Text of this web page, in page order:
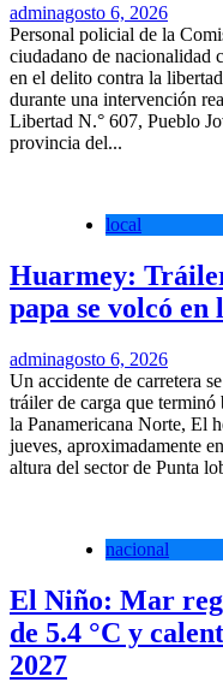
adminagosto 6, 2026
Personal policial de la
ciudadano de nacionalidad
en el delito contra la
durante una intervención
Libertad N.° 607, Pueblo
provincia del...
local
Huarmey:
papa se volcó
adminagosto 6, 2026
Un accidente de carretera
tráiler de carga que
la Panamericana Norte, El
jueves, aproximadamente
altura del sector de Punta
nacional
El Niño: Mar
de 5.4 °C y
2027